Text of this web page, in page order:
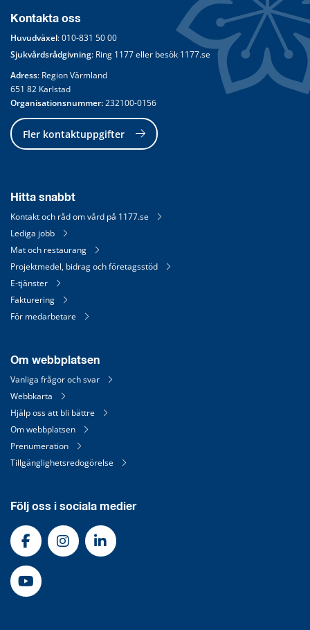
Kontakta oss
Huvudväxel: 010-831 50 00
Sjukvårdsrådgivning: Ring 1177 eller besök 1177.se
Adress: Region Värmland
651 82 Karlstad
Organisationsnummer: 232100-0156
Fler kontaktuppgifter
Hitta snabbt
Kontakt och råd om vård på 1177.se
Lediga jobb
Mat och restaurang
Projektmedel, bidrag och företagsstöd
E-tjänster
Fakturering
För medarbetare
Om webbplatsen
Vanliga frågor och svar
Webbkarta
Hjälp oss att bli bättre
Om webbplatsen
Prenumeration
Tillgänglighetsredogörelse
Följ oss i sociala medier